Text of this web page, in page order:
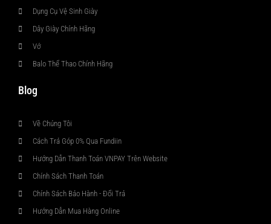
Dụng Cụ Vệ Sinh Giày
Dây Giày Chính Hãng
Vớ
Balo Thể Thao Chính Hãng
Blog
Về Chúng Tôi
Cách Trả Góp 0% Qua Fundiin
Hướng Dẫn Thanh Toán VNPAY Trên Website
Chính Sách Thanh Toán
Chính Sách Bảo Hành - Đổi Trả
Hướng Dẫn Mua Hàng Online